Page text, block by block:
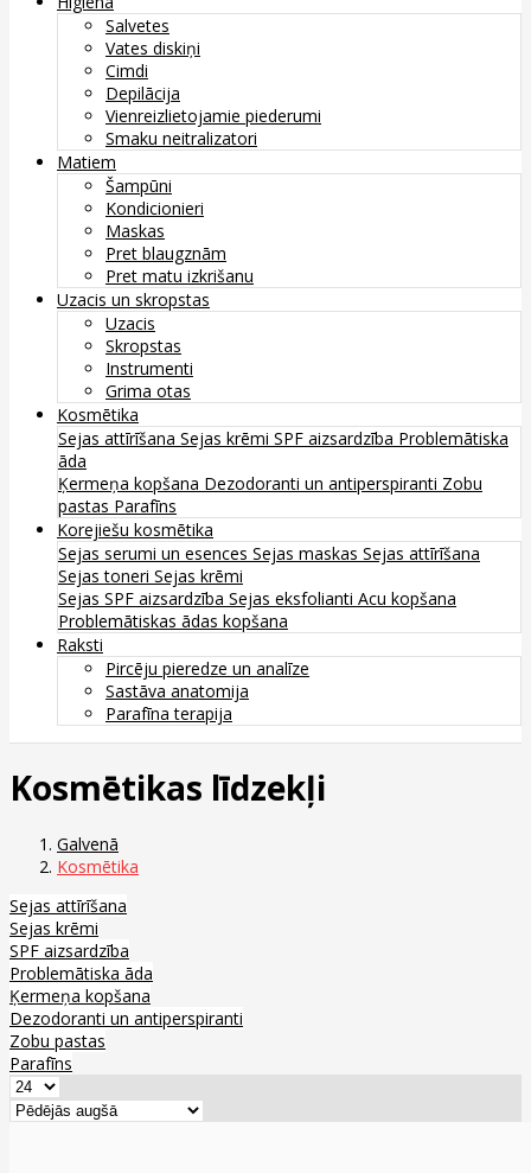
Salvetes
Vates diskiņi
Cimdi
Depilācija
Vienreizlietojamie piederumi
Smaku neitralizatori
Matiem
Šampūni
Kondicionieri
Maskas
Pret blaugznām
Pret matu izkrišanu
Uzacis un skropstas
Uzacis
Skropstas
Instrumenti
Grima otas
Kosmētika
Sejas attīrīšana Sejas krēmi SPF aizsardzība Problemātiska
āda
Ķermeņa kopšana Dezodoranti un antiperspiranti Zobu
pastas Parafīns
Korejiešu kosmētika
Sejas serumi un esences Sejas maskas Sejas attīrīšana
Sejas toneri Sejas krēmi
Sejas SPF aizsardzība Sejas eksfolianti Acu kopšana
Problemātiskas ādas kopšana
Raksti
Pircēju pieredze un analīze
Sastāva anatomija
Parafīna terapija
Kosmētikas līdzekļi
Galvenā
Kosmētika
Sejas attīrīšana
Sejas krēmi
SPF aizsardzība
Problemātiska āda
Ķermeņa kopšana
Dezodoranti un antiperspiranti
Zobu pastas
Parafīns